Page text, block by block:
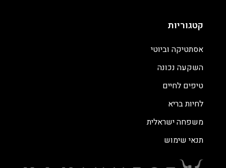
קטגוריות
אסתטיקה וביוטי
השקעה נכונה
טיפים לחיים
לחיות בריא
משפחה ישראלית
תנאי שימוש